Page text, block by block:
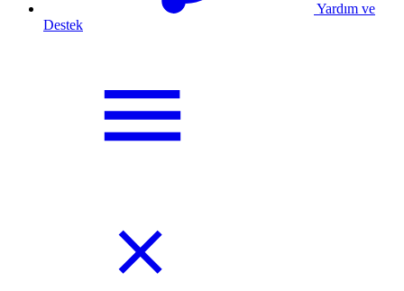
Yardım ve
Destek